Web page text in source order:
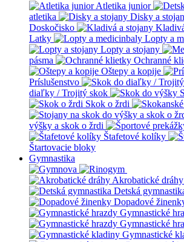
Atletika junior
atletika
Disky a
Doskočisko
Latky
Lopty a
Lopty a stojany
pásma
Ochranné
Oštepy a kopije
Príslušenstvo
diaľky / Trojitý skok
Skok o žrdi
výšky a skok o žrdi
Štafetové kolíky
Štartovacie bloky
Gymnastika
Akrobatické dráhy
Detská
Dopadové
Gymnastické
Gymnastické
Gymnastické